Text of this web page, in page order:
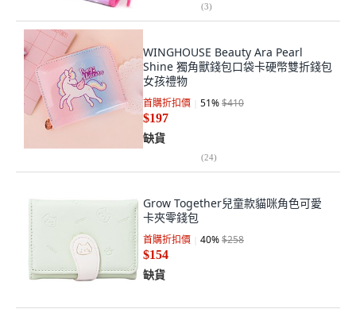
(3)
WINGHOUSE Beauty Ara Pearl
Shine 獨角獸錢包口袋卡硬幣雙折錢包
女孩禮物
首購折扣價 51%$410
$197
缺貨
(24)
Grow Together兒童款貓咪角色可愛
卡夾零錢包
首購折扣價 40%$258
$154
缺貨